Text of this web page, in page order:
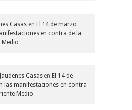
Casas en El 14 de marzo
en contra de la
Medio
Casas en El 14 de
las manifestaciones en contra
Medio